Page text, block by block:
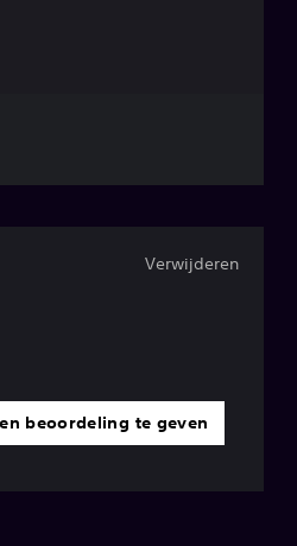
beoordeling te geven
Verwijderen